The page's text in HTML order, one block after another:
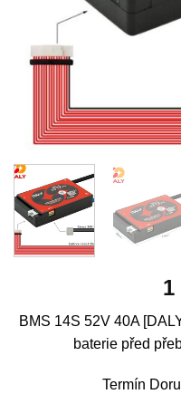
1
BMS 14S 52V 40A
baterie před
Termín